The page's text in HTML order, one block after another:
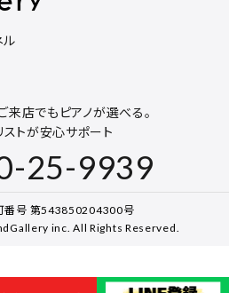
ル
来店でもピアノが選べる。
ストが安心サポート
25-9939
番号 第543850204300号
inc. All Rights Reserved.